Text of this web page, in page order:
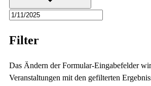
Filter
Das Ändern der Formular-Eingabefelder
Veranstaltungen mit den gefilterten